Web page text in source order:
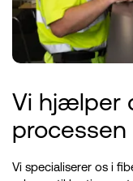
Vi hjælper
processen
Vi specialiserer os i